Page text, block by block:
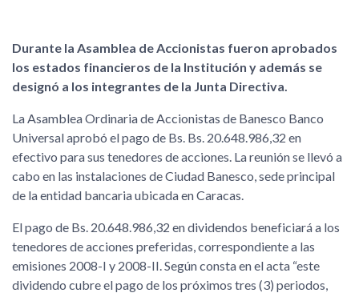
Durante la Asamblea de Accionistas fueron aprobados
los estados financieros de la Institución y además se
designó a los integrantes de la Junta Directiva.
La Asamblea Ordinaria de Accionistas de Banesco Banco
Universal aprobó el pago de Bs. Bs. 20.648.986,32 en
efectivo para sus tenedores de acciones. La reunión se llevó a
cabo en las instalaciones de Ciudad Banesco, sede principal
de la entidad bancaria ubicada en Caracas.
El pago de Bs. 20.648.986,32 en dividendos beneficiará a los
tenedores de acciones preferidas, correspondiente a las
emisiones 2008-I y 2008-II. Según consta en el acta “este
dividendo cubre el pago de los próximos tres (3) periodos,